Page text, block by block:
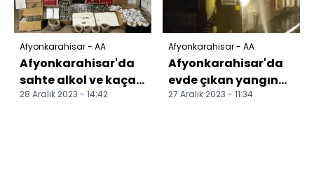
Afyonkarahisar - AA
Afyonkarahisar'da
sahte alkol ve kaçak
tütün
28 Aralık 2023 - 14:42
Afyonkarahisar - AA
Afyonkarahisar'da
evde çıkan yangın
söndürüldü
27 Aralık 2023 - 11:34